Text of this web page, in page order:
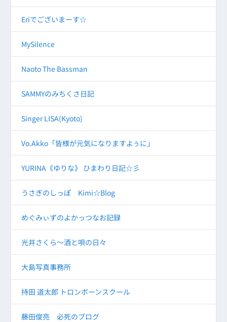
Eriでございまーす☆
MySilence
Naoto The Bassman
SAMMYのみちくさ日記
Singer LISA(Kyoto)
Vo.Akko「皆様が元気になりますよぅに」
YURINA《ゆりな》 ひまわり日記☆彡
うさぎのしっぽ Kimi☆Blog
めぐみぃずのよかっつなお記録
光井さくら～酒と唄の日々
大島写真事務所
持田 道太郎 トロンボーンスクール
藤田俊亮 必死のブログ